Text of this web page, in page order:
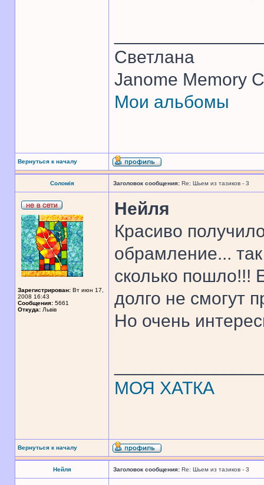
Светлана
Janome Memory
Мои альбомы
Вернуться к началу
Соломія Заголовок сообщения: Re: Шьем из тазиков - 3
Зарегистрирован: Вт июн 17,
2008 16:43
Сообщения: 5661
Откуда: Львів
Нейля
Красиво
обрамление...
сколько пошло!!!
долго не смогут
Но очень
МОЯ ХАТКА
Вернуться к началу
Нейля Заголовок сообщения: Re: Шьем из тазиков - 3